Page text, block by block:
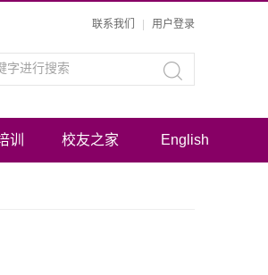
联系我们 用户登录
训 校友之家 English